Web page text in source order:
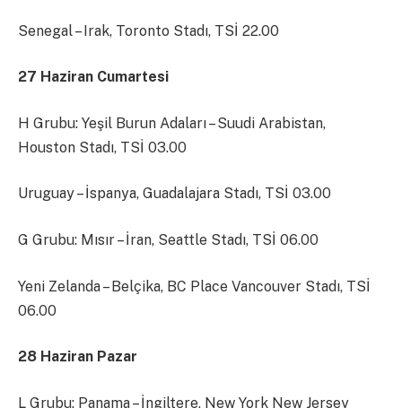
Senegal – Irak, Toronto Stadı, TSİ 22.00
27 Haziran Cumartesi
H Grubu: Yeşil Burun Adaları – Suudi Arabistan,
Houston Stadı, TSİ 03.00
Uruguay – İspanya, Guadalajara Stadı, TSİ 03.00
G Grubu: Mısır – İran, Seattle Stadı, TSİ 06.00
Yeni Zelanda – Belçika, BC Place Vancouver Stadı, TSİ
06.00
28 Haziran Pazar
L Grubu: Panama – İngiltere, New York New Jersey